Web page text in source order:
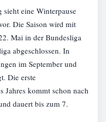
eine Winterpause
Die Saison wird mit
Mai in der Bundesliga
abgeschlossen. In
im September und
Die erste
Jahres kommt schon nach
dauert bis zum 7.